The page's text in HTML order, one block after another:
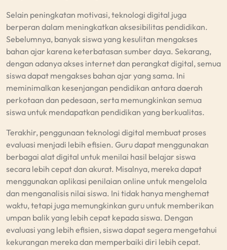
Selain peningkatan motivasi, teknologi digital juga
berperan dalam meningkatkan aksesibilitas pendidikan.
Sebelumnya, banyak siswa yang kesulitan mengakses
bahan ajar karena keterbatasan sumber daya. Sekarang,
dengan adanya akses internet dan perangkat digital, semua
siswa dapat mengakses bahan ajar yang sama. Ini
meminimalkan kesenjangan pendidikan antara daerah
perkotaan dan pedesaan, serta memungkinkan semua
siswa untuk mendapatkan pendidikan yang berkualitas.
Terakhir, penggunaan teknologi digital membuat proses
evaluasi menjadi lebih efisien. Guru dapat menggunakan
berbagai alat digital untuk menilai hasil belajar siswa
secara lebih cepat dan akurat. Misalnya, mereka dapat
menggunakan aplikasi penilaian online untuk mengelola
dan menganalisis nilai siswa. Ini tidak hanya menghemat
waktu, tetapi juga memungkinkan guru untuk memberikan
umpan balik yang lebih cepat kepada siswa. Dengan
evaluasi yang lebih efisien, siswa dapat segera mengetahui
kekurangan mereka dan memperbaiki diri lebih cepat.